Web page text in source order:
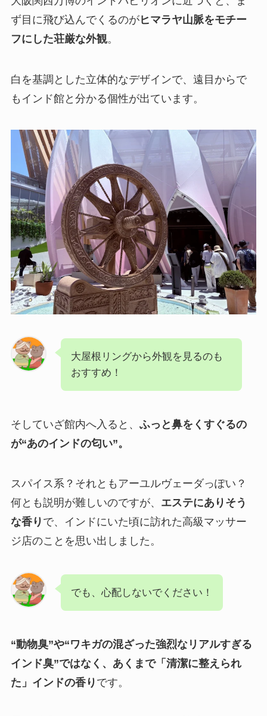
ず目に飛び込んでくるのがヒマラヤ山脈をモチー
フにした荘厳な外観。
白を基調とした立体的なデザインで、遠目からで
もインド館と分かる個性が出ています。
大屋根リングから外観を見るのも
おすすめ！
そしていざ館内へ入ると、 ふっと鼻をくすぐるの
が“あのインドの匂い”。
スパイス系？それともアーユルヴェーダっぽい？
何とも説明が難しいのですが、 エステにありそう
な香り で、インドにいた頃に訪れた高級マッサー
ジ店のことを思い出しました。
でも、心配しないでください！
“動物臭”や“ワキガの混ざった強烈なリアルすぎる
インド臭”ではなく、あくまで「清潔に整えられ
た」インドの香り です。